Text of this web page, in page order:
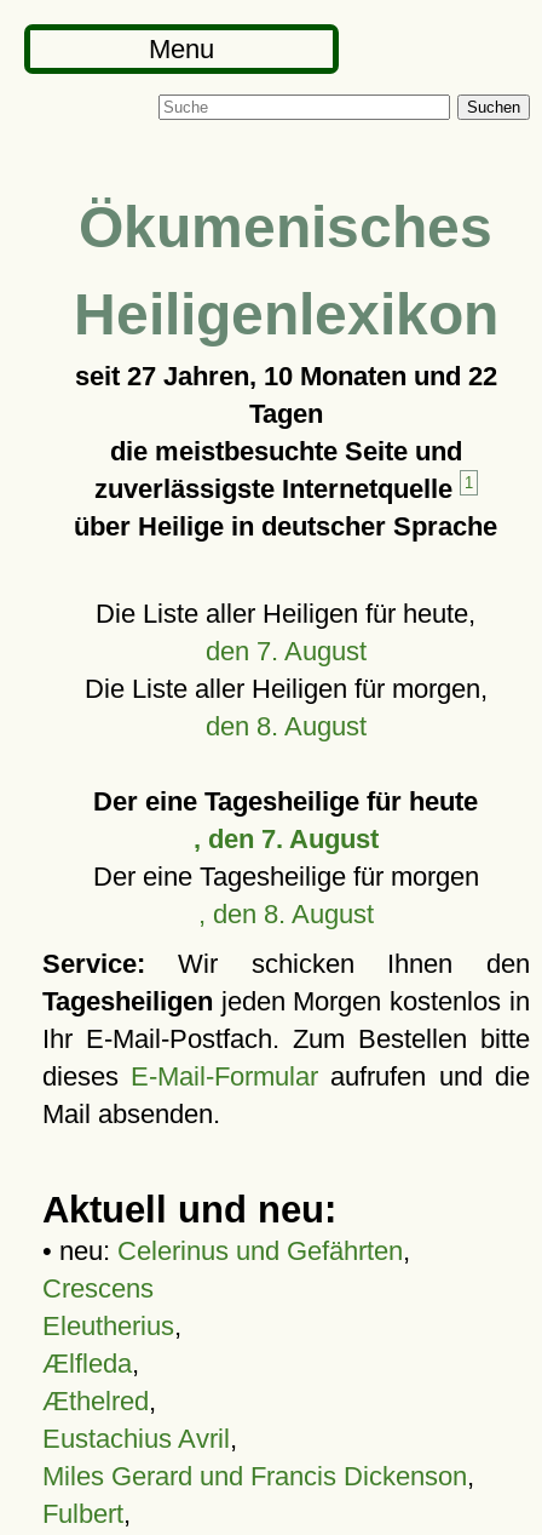
Menu
Suchen
Ökumenisches
Heiligenlexikon
seit 27 Jahren, 10 Monaten und 22
Tagen
die meistbesuchte Seite und
zuverlässigste Internetquelle
1
über Heilige in deutscher Sprache
Die Liste aller Heiligen für heute,
den 7. August
Die Liste aller Heiligen für morgen,
den 8. August
Der eine Tagesheilige für heute
, den 7. August
Der eine Tagesheilige für morgen
, den 8. August
Service: Wir schicken Ihnen den
Tagesheiligen jeden Morgen kostenlos in
Ihr E-Mail-Postfach. Zum Bestellen bitte
dieses E-Mail-Formular aufrufen und die
Mail absenden.
Aktuell und neu:
• neu: Celerinus und Gefährten,
Crescens
Eleutherius,
Ælfleda,
Æthelred,
Eustachius Avril,
Miles Gerard und Francis Dickenson,
Fulbert,